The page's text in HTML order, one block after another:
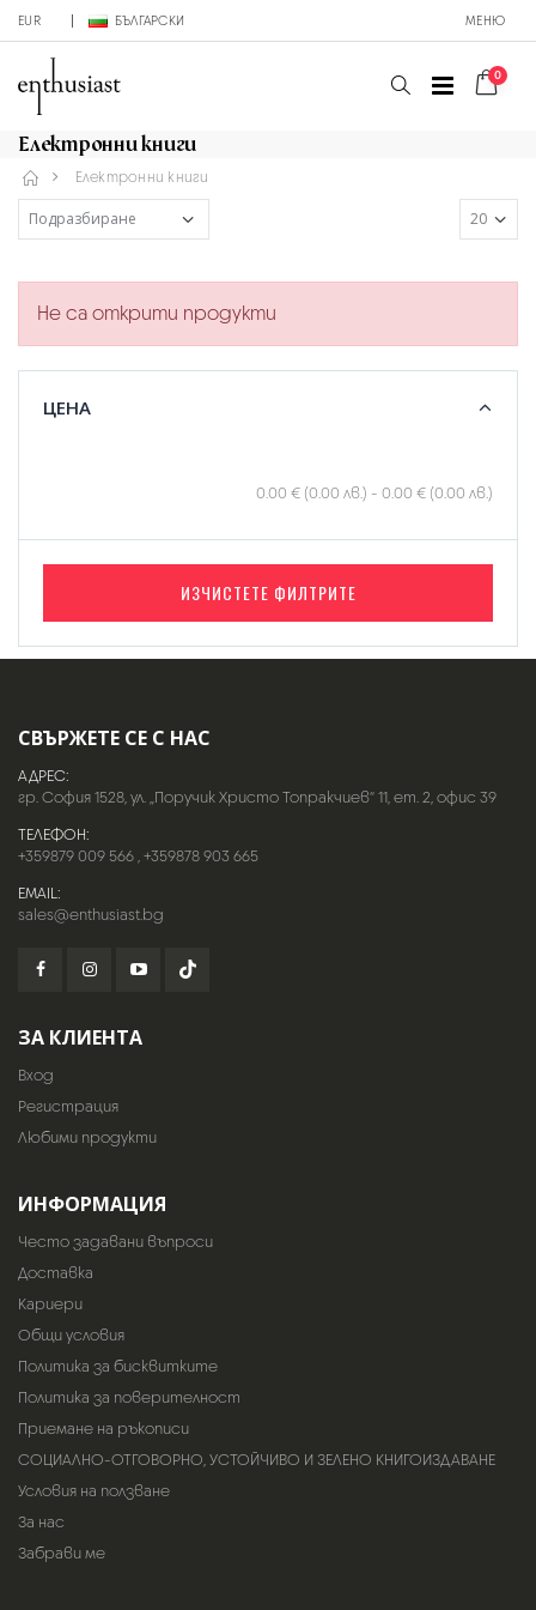
EUR БЪЛГАРСКИ МЕНЮ
0
Електронни книги
Електронни книги
Не са открити продукти
ЦЕНА
0.00 € (0.00 лв.) - 0.00 € (0.00 лв.)
ИЗЧИСТЕТЕ ФИЛТРИТЕ
СВЪРЖЕТЕ СЕ С НАС
АДРЕС:
гр. София 1528, ул. „Поручик Христо Топракчиев“ 11, ет. 2, офис 39
ТЕЛЕФОН:
+359879 009 566,+359878 903 665
EMAIL:
sales@enthusiast.bg
ЗА КЛИЕНТА
Вход
Регистрация
Любими продукти
ИНФОРМАЦИЯ
Често задавани въпроси
Доставка
Кариери
Общи условия
Политика за бисквитките
Политика за поверителност
Приемане на ръкописи
СОЦИАЛНО-ОТГОВОРНО, УСТОЙЧИВО И ЗЕЛЕНО КНИГОИЗДАВАНЕ
Условия на ползване
За нас
Забрави ме